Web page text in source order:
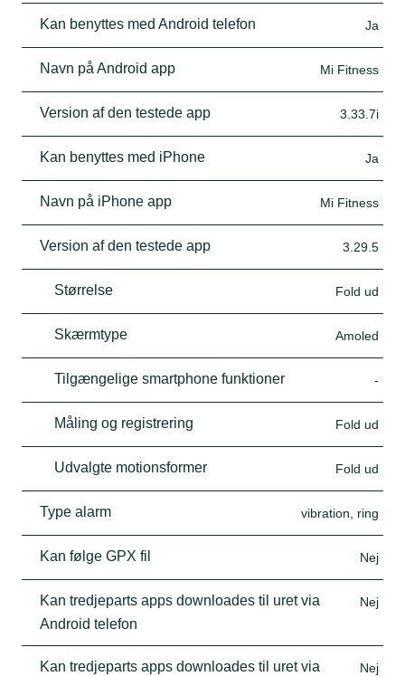
Kan benyttes med Android telefon Ja
Navn på Android app Mi Fitness
Version af den testede app 3.33.7i
Kan benyttes med iPhone Ja
Navn på iPhone app Mi Fitness
Version af den testede app 3.29.5
Størrelse Fold ud
Skærmtype Amoled
Tilgængelige smartphone funktioner -
Måling og registrering Fold ud
Udvalgte motionsformer Fold ud
Type alarm vibration, ring
Kan følge GPX fil Nej
Kan tredjeparts apps downloades til uret via
Android telefon
Nej
Kan tredjeparts apps downloades til uret via
Nej